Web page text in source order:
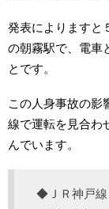
発表によりますと
の朝霧駅で、電車
とです。
この人身事故の影
線で運転を見合わ
んでいます。
◆ＪＲ神戸線